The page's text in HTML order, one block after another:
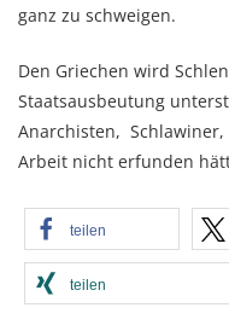
ganz zu schweigen.
Den Griechen wird
Staatsausbeutung
Anarchisten,
Arbeit nicht erfunden
teilen
teilen